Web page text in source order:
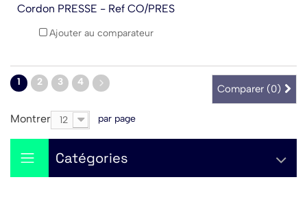
Cordon PRESSE - Ref CO/PRES
Ajouter au comparateur
Comparer (0)
1 2 3 4
Montrer 12 par page
Catégories